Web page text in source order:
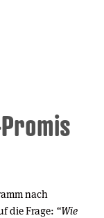
nach
die Frage: “Wie